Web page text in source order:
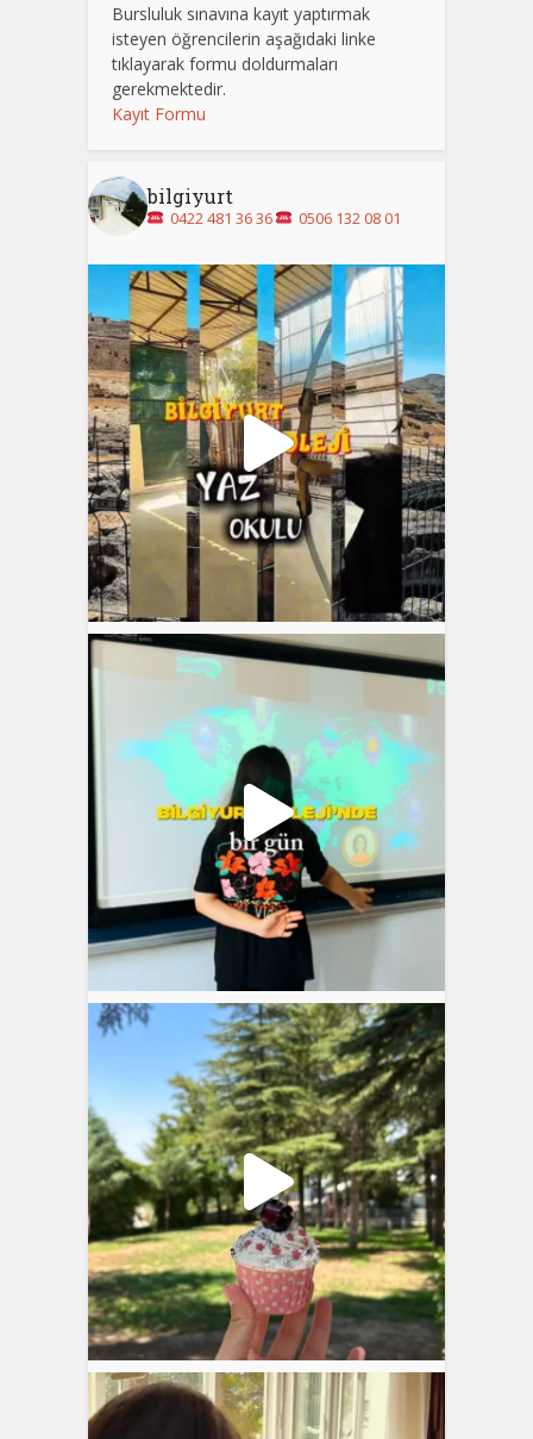
Bursluluk sınavına kayıt yaptırmak
isteyen öğrencilerin aşağıdaki linke
tıklayarak formu doldurmaları
gerekmektedir.
Kayıt Formu
bilgiyurt
0422 481 36 36 0506 132 08 01